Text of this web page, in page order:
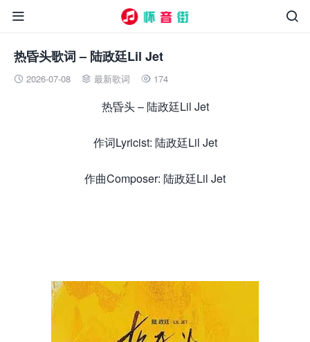


热昏头歌词 – 陆政廷Lil Jet
 2026-07-08  最新歌词  174
热昏头 – 陆政廷Lil Jet
作词Lyricist: 陆政廷Lil Jet
作曲Composer: 陆政廷Lil Jet